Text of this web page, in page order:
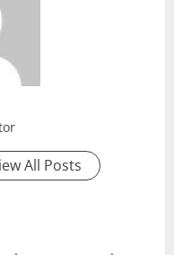
All Posts